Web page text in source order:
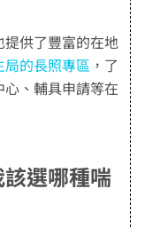
供了豐富的在地
的長照專區 ，了
、輔具申請等在
選哪種喘